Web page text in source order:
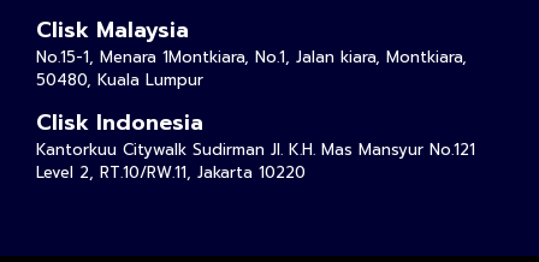
Clisk Malaysia
No.15-1, Menara 1Montkiara, No.1, Jalan kiara, Montkiara,
50480, Kuala Lumpur
Clisk Indonesia
Kantorkuu Citywalk Sudirman Jl. K.H. Mas Mansyur No.121
Level 2, RT.10/RW.11, Jakarta 10220